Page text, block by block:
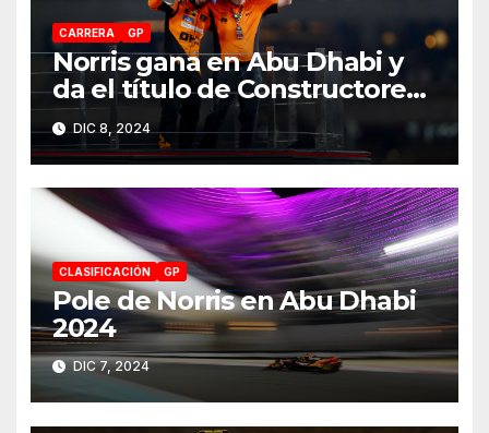
CARRERA GP
Norris gana en Abu Dhabi y
da el título de Constructores
2024 a McLaren
DIC 8, 2024
CLASIFICACIÓN GP
Pole de Norris en Abu Dhabi
2024
DIC 7, 2024